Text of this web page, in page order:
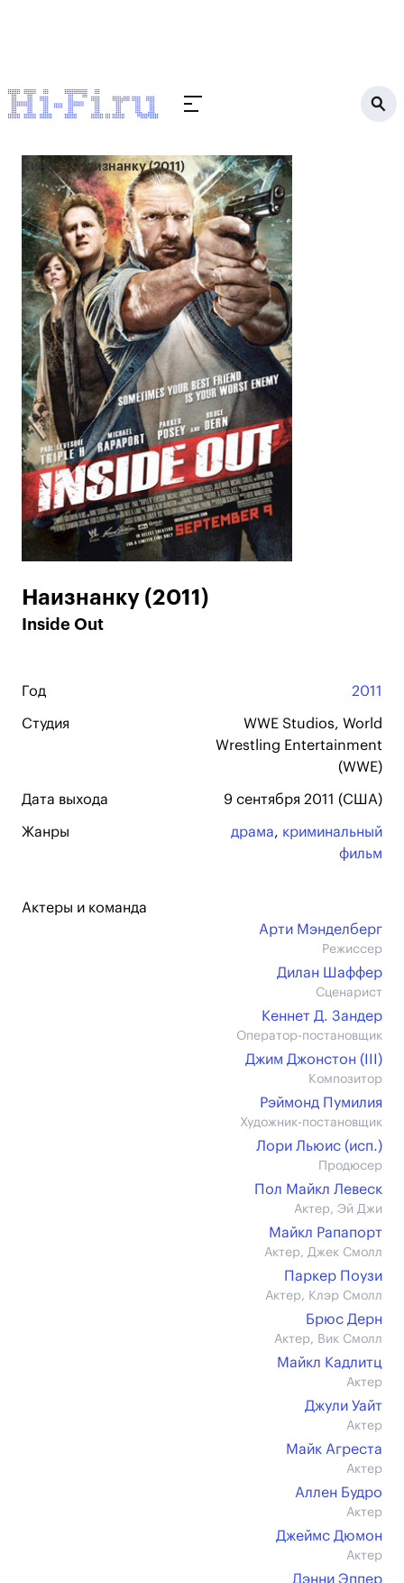
Кино Наизнанку (2011)
Наизнанку (2011)
Inside Out
Год 2011
Студия
WWE Studios, World
Wrestling Entertainment
(WWE)
Дата выхода 9 сентября 2011 (США)
Жанры драма, криминальный
фильм
Актеры и команда
Арти Мэнделберг
Режиссер
Дилан Шаффер
Сценарист
Кеннет Д. Зандер
Оператор-постановщик
Джим Джонстон (III)
Композитор
Рэймонд Пумилия
Художник-постановщик
Лори Льюис (иcп.)
Продюсер
Пол Майкл Левеск
Актер, Эй Джи
Майкл Рапапорт
Актер, Джек Смолл
Паркер Поузи
Актер, Клэр Смолл
Брюс Дерн
Актер, Вик Смолл
Майкл Кадлитц
Актер
Джули Уайт
Актер
Майк Агреста
Актер
Аллен Будро
Актер
Джеймс Дюмон
Актер
Дэнни Эппер